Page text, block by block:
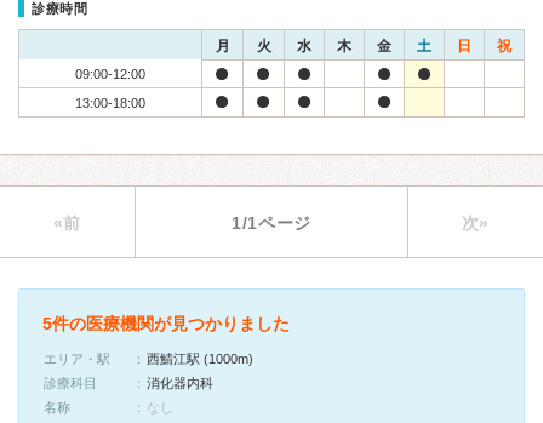
診療時間
月 火 水 木 金 土 日 祝
09:00-12:00
13:00-18:00
«前 1/1ページ 次»
5件の医療機関が見つかりました
エリア・駅
西鯖江駅 (1000m)
診療科目
消化器内科
名称
なし